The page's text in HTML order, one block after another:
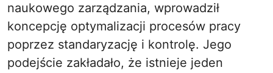
naukowego zarządzania, wprowadził
koncepcję optymalizacji procesów pracy
poprzez standaryzację i kontrolę. Jego
podejście zakładało, że istnieje jeden